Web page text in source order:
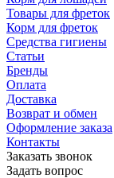
Товары для фреток
Корм для фреток
Средства гигиены
Статьи
Бренды
Оплата
Доставка
Возврат и обмен
Оформление заказа
Контакты
Заказать звонок
Задать вопрос